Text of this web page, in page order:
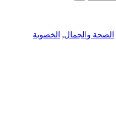
الصحة والجمال, الخصوبة